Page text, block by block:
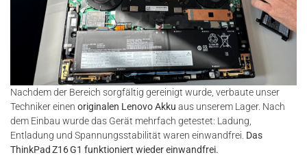
Nachdem der Bereich sorgfältig gereinigt wurde, verbaute unser
Techniker einen originalen Lenovo Akku aus unserem Lager. Nach
dem Einbau wurde das Gerät mehrfach getestet: Ladung,
Entladung und Spannungsstabilität waren einwandfrei. Das
ThinkPad Z16 G1 funktioniert wieder einwandfrei.